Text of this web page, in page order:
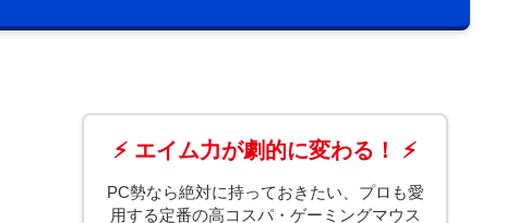
⚡ エイム力が劇的に変わる！ ⚡
PC勢なら絶対に持っておきたい、プロも愛
用する定番の高コスパ・ゲーミングマウス